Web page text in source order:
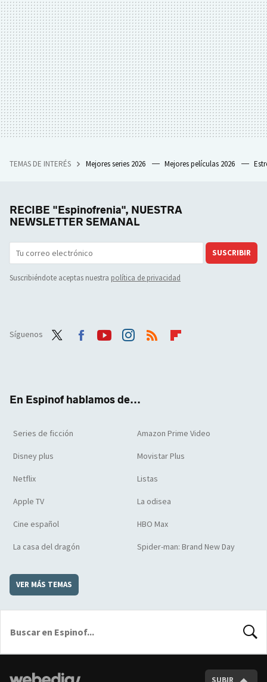
TEMAS DE INTERÉS Mejores series 2026 Mejores películas 2026
RECIBE "Espinofrenia", NUESTRA
NEWSLETTER SEMANAL
SUSCRIBIR
Suscribiéndote aceptas nuestra política de privacidad
Síguenos
En Espinof hablamos de...
Series de ficción Amazon Prime Video
Disney plus Movistar Plus
Netflix Listas
Apple TV La odisea
Cine español HBO Max
La casa del dragón Spider-man: Brand New Day
VER MÁS TEMAS
SUBIR